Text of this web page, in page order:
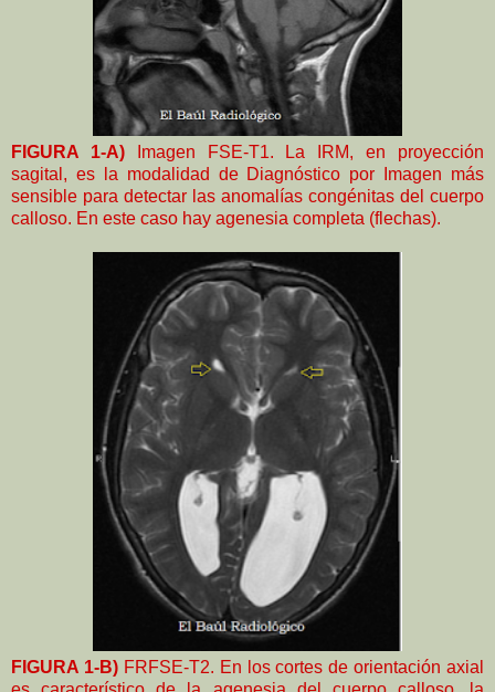
FIGURA 1-A)Imagen FSE-T1. La IRM, en proyección
sagital, es la modalidad de Diagnóstico por Imagen más
sensible para detectar las anomalías congénitas del cuerpo
calloso. En este caso hay agenesia completa (flechas).
FIGURA 1-B)FRFSE-T2. En los cortes de orientación axial